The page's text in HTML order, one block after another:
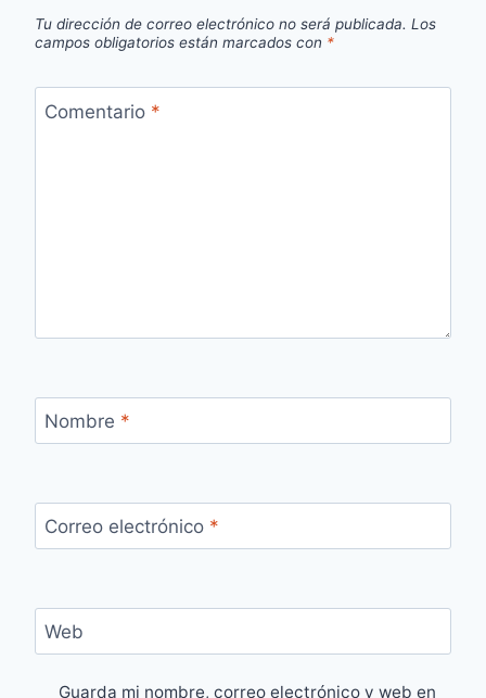
Tu dirección de correo electrónico no será publicada. Los
campos obligatorios están marcados con *
Comentario *
Nombre *
Correo electrónico *
Web
Guarda mi nombre, correo electrónico y web en